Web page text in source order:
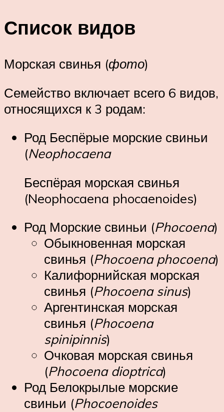
Список видов
Морская свинья (фото)
Семейство включает всего 6 видов,
относящихся к 3 родам:
Род Беспёрые морские свиньи
(Neophocaena
Беспёрая морская свинья
(Neophocaena phocaenoides)
Род Морские свиньи (Phocoena)
Обыкновенная морская
свинья (Phocoena phocoena)
Калифорнийская морская
свинья (Phocoena sinus)
Аргентинская морская
свинья (Phocoena
spinipinnis)
Очковая морская свинья
(Phocoena dioptrica)
Род Белокрылые морские
свиньи (Phocoenoides